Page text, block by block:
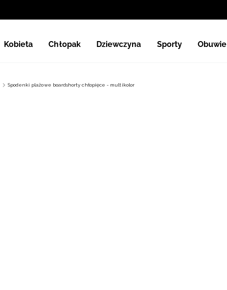
Kobieta Chłopak Dziewczyna Sporty Obuwie
Spodenki plażowe boardshorty chłopięce - multikolor